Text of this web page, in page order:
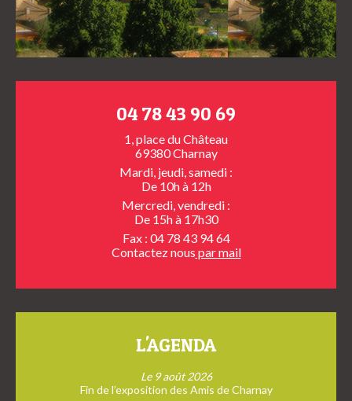
04 78 43 90 69
1, place du Château
69380 Charnay
Mardi, jeudi, samedi :
De 10h à 12h
Mercredi, vendredi :
De 15h à 17h30
Fax : 04 78 43 94 64
Contactez nous par mail
L'AGENDA
Le 9 août 2026
Fin de l’exposition des Amis de Charnay